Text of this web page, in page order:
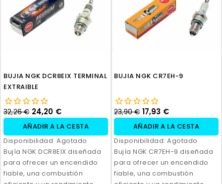
BUJIA NGK DCR8EIX TERMINAL
EXTRAIBLE
32,26 € 24,20 €
AÑADIR A LA CESTA
Disponibilidad: Agotado
Bujía NGK DCR8EIX diseñada
para ofrecer un encendido
fiable, una combustión
BUJIA NGK CR7EH-9
23,90 € 17,93 €
AÑADIR A LA CESTA
Disponibilidad: Agotado
Bujía NGK CR7EH-9 diseñada
para ofrecer un encendido
fiable, una combustión